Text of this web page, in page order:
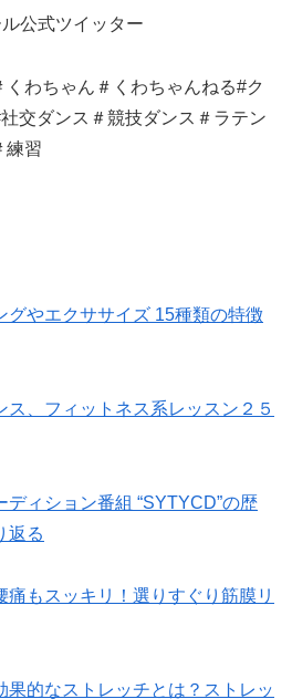
公式ツイッター
わちゃん＃くわちゃんねる#ク
交ダンス＃競技ダンス＃ラテン
練習
グやエクササイズ 15種類の特徴
ス、フィットネス系レッスン２５
ディション番組 “SYTYCD”の歴
返る
痛もスッキリ！選りすぐり筋膜リ
果的なストレッチとは？ストレッ